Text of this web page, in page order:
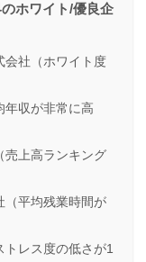
ホワイト/優良企
社（ホワイト度
収が非常に高
上高ランキング
平均残業時間が
レス度の低さが1